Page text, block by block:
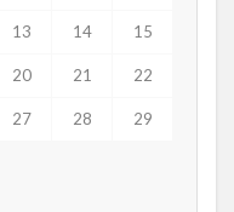
13 14 15
20 21 22
27 28 29